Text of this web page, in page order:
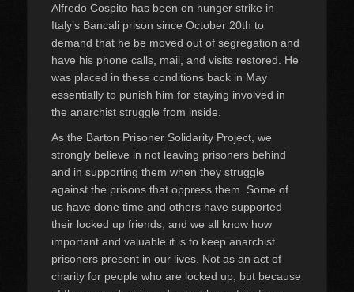
Alfredo Cospito has been on hunger strike in
Italy’s Bancali prison since October 20th to
demand that he be moved out of segregation and
have his phone calls, mail, and visits restored. He
was placed in these conditions back in May
essentially to punish him for staying involved in
the anarchist struggle from inside.
As the Barton Prisoner Solidarity Project, we
strongly believe in not leaving prisoners behind
and in supporting them when they struggle
against the prisons that oppress them. Some of
us have done time and others have supported
their locked up friends, and we all know how
important and valuable it is to keep anarchist
prisoners present in our lives. Not as an act of
charity for people who are locked up, but because